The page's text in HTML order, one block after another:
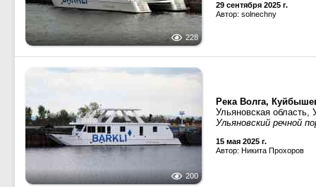
228
29 сентября 2025 г.
Автор: solnechny
200
Река Волга,
Ульяновская область,
Ульяновский речной
15 мая 2025 г.
Автор: Никита Прохоров